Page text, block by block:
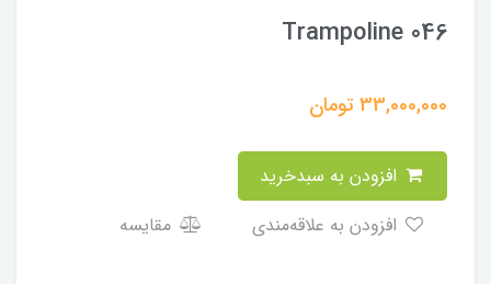
Trampoline 046
33,000,000تومان
مقایسه